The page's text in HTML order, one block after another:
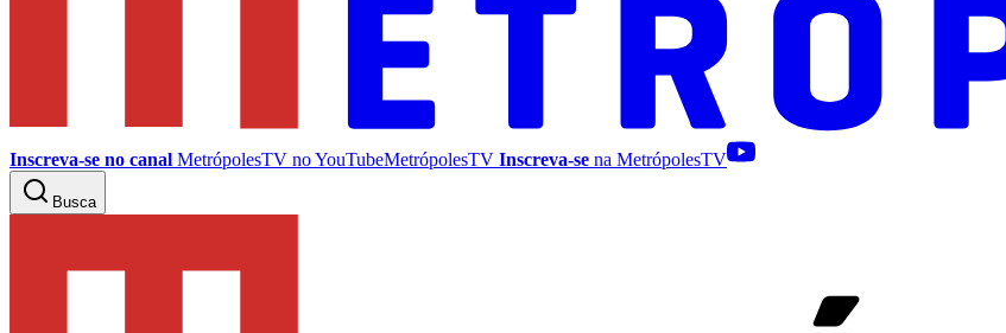
Inscreva-se no canal MetrópolesTV noYouTubeMetrópolesTV Inscreva-se na MetrópolesTV
Busca